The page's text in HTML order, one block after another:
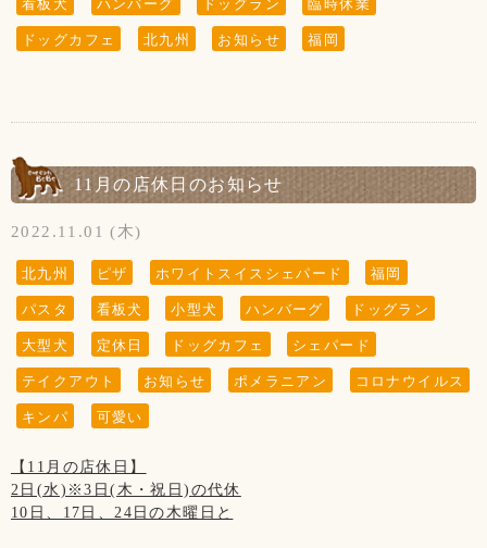
【お願い】
ドッグランはわんちゃんの遊ぶ所です。
ないようにお願い致します。
【新型コロナウイルス感染防止対策について】
お客様の安全の為にもご協力をお願い致します。
◆お席からは必要最低限の移動(トイレやドッグランなど)以
外はご遠慮頂きます様お願い致します。
スを保って頂きますようお願い致します。
◆ご入店の際は、アルコール消毒とマスクの着用(お食事の時
◆テイクアウトもございます！
看板犬 ハンバーグ ドッグラン 臨時休業
ドッグカフェ 北九州 お知らせ 福岡
11月の店休日のお知らせ
2022.11.01 (木)
北九州 ピザ ホワイトスイスシェパード 福岡
パスタ 看板犬 小型犬 ハンバーグ ドッグラン
大型犬 定休日 ドッグカフェ シェパード
テイクアウト お知らせ ポメラニアン コロナウイルス
キンパ 可愛い
【11月の店休日】
2日(水)※3日(木・祝日)の代休
10日、17日、24日の木曜日と